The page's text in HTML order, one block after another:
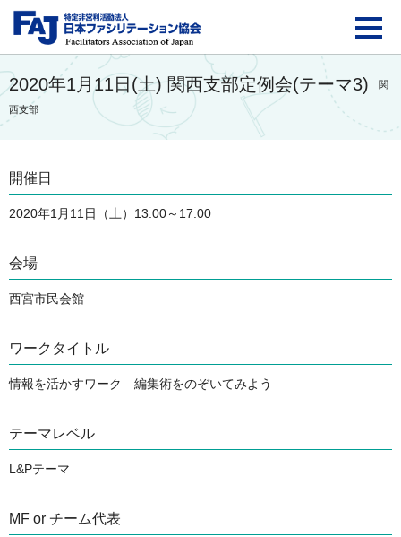
FAJ：特定非営利活動
2020年1月11日(土) 関西支部定例会(テーマ3) 関
西支部
開催日
2020年1月11日（土）13:00～17:00
会場
西宮市民会館
ワークタイトル
情報を活かすワーク 編集術をのぞいてみよう
テーマレベル
L&Pテーマ
MF or チーム代表